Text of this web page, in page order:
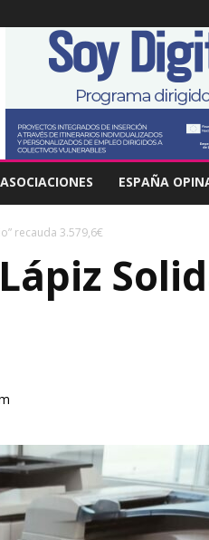
ASOCIACIONES ESPAÑA
recauda 3.579,6€